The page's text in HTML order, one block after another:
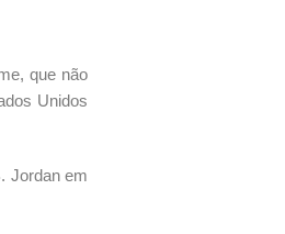
que não
Unidos
Jordan em